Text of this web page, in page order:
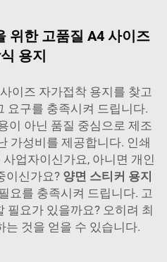
위한 고품질 A4 사이즈
용지
이즈 자가접착 용지를 찾고
요구를 충족시켜 드립니다.
이 아닌 품질 중심으로 제조
가성비를 제공합니다. 인쇄
업자이신가요, 아니면 개인
이신가요? 양면 스티커 용지
요를 충족시켜 드립니다. 고
필요가 있을까요? 오히려 최
는 것을 얻을 수 있습니다.